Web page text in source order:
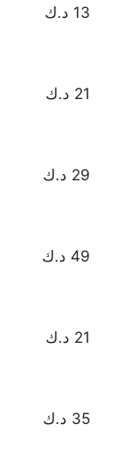
13 د.ك
21 د.ك
29 د.ك
49 د.ك
21 د.ك
35 د.ك